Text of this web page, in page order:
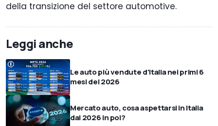
della transizione del settore automotive.
Leggi anche
Le auto più vendute d'Italia nei primi 6
mesi del 2026
Mercato auto, cosa aspettarsi in Italia
dal 2026 in poi?